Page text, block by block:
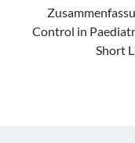
Control in
Short